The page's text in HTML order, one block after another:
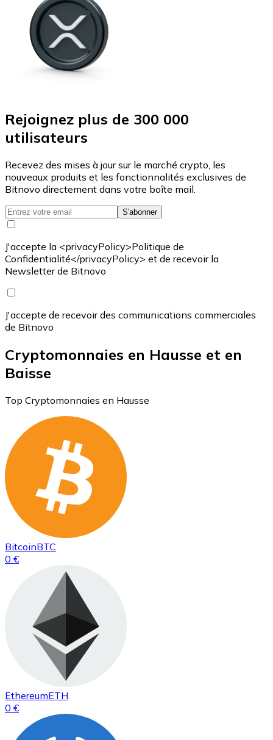
Rejoignez plus de 300 000
utilisateurs
Recevez des mises à jour sur le marché crypto, les
nouveaux produits et les fonctionnalités exclusives de
Bitnovo directement dans votre boîte mail.
S'abonner
J'accepte la <privacyPolicy>Politique de
Confidentialité</privacyPolicy> et de recevoir la
Newsletter de Bitnovo
J'accepte de recevoir des communications commerciales
de Bitnovo
Cryptomonnaies en Hausse et en
Baisse
Top Cryptomonnaies en Hausse
BitcoinBTC
0 €
EthereumETH
0 €